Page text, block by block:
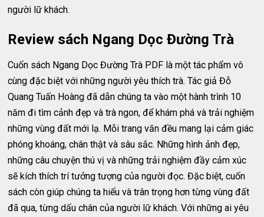
người lữ khách.
Review sách Ngang Dọc Đường Trà
Cuốn sách Ngang Dọc Đường Trà PDF là một tác phẩm vô
cùng đặc biệt với những người yêu thích trà. Tác giả Đỗ
Quang Tuấn Hoàng đã dẫn chúng ta vào một hành trình 10
năm đi tìm cảnh đẹp và trà ngon, để khám phá và trải nghiệm
những vùng đất mới lạ. Mỗi trang văn đều mang lại cảm giác
phóng khoáng, chân thật và sâu sắc. Những hình ảnh đẹp,
những câu chuyện thú vị và những trải nghiệm đầy cảm xúc
sẽ kích thích trí tưởng tượng của người đọc. Đặc biệt, cuốn
sách còn giúp chúng ta hiểu và trân trọng hơn từng vùng đất
đã qua, từng dấu chân của người lữ khách. Với những ai yêu